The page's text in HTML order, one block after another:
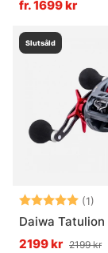
fr. 1699 kr
Slutsåld
Betyg: (1)
Daiwa Tatulion
2199 kr 2199 kr